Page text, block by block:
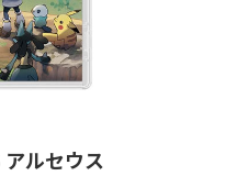
ルセウス